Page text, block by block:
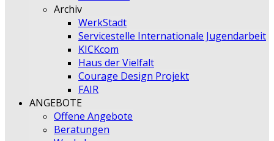
Archiv
WerkStadt
Servicestelle Internationale Jugendarbeit
KICKcom
Haus der Vielfalt
Courage Design Projekt
FAIR
ANGEBOTE
Offene Angebote
Beratungen